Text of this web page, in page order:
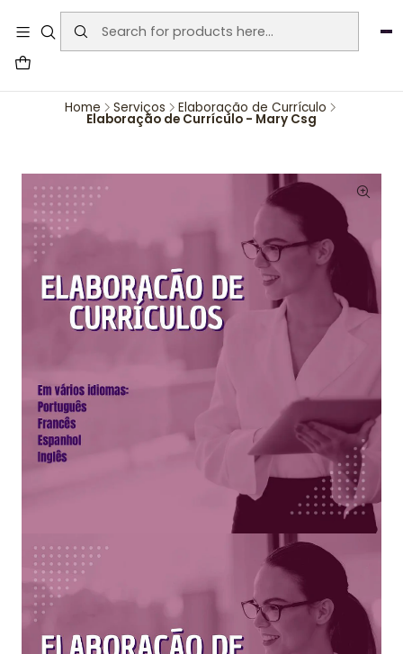
User-agent: * Allow: / Sitemap:
https://www.auraemporium.pt/sitemap.xml
Home Serviços Elaboração de Currículo
Elaboração de Currículo - Mary Csg